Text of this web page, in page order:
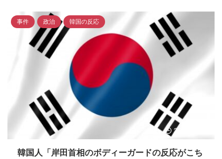
2023/4/16
事件 政治 韓国の反応
韓国人「岸田首相のボディーガードの反応がこち